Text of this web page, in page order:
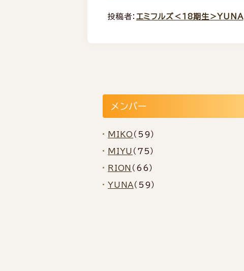
投稿者：エミフルズ＜18期生＞YUNA
メンバー
MIKO （59）
MIYU （75）
RION （66）
YUNA （59）